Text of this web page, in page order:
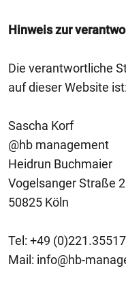
Hinweis zur
Die verantwortliche
auf dieser Website ist:
Sascha Korf
@hb management
Heidrun Buchmaier
Vogelsanger Straße
50825 Köln
Tel: +49
Mail: info@hb-